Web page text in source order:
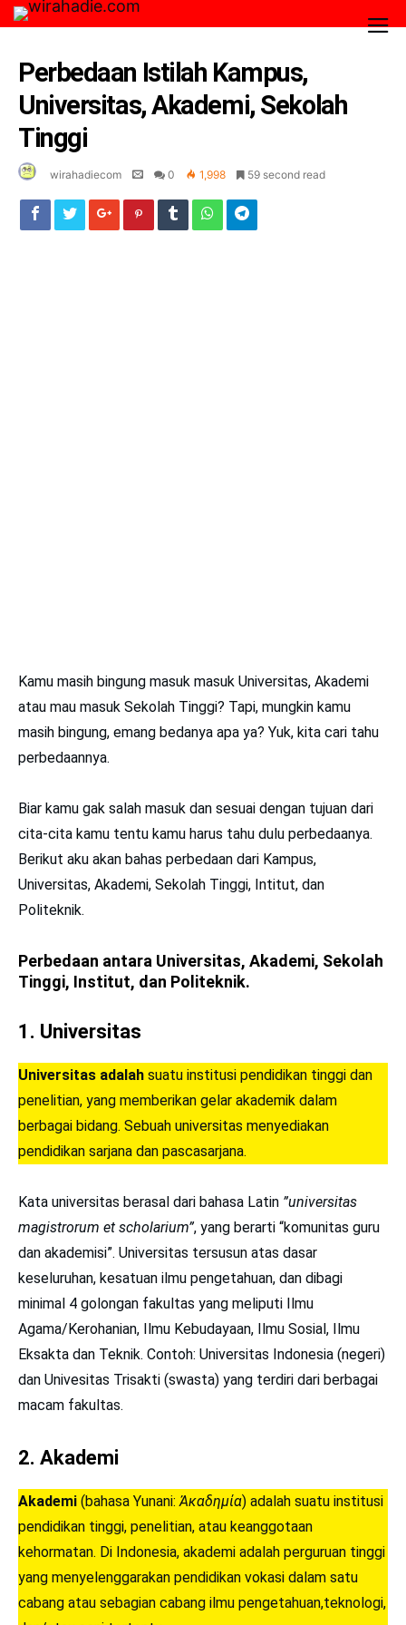
Perbedaan Istilah Kampus,
Universitas, Akademi, Sekolah
Tinggi
wirahadiecom 0 1,998 59 second read
Kamu masih bingung masuk masuk Universitas, Akademi
atau mau masuk Sekolah Tinggi? Tapi, mungkin kamu
masih bingung, emang bedanya apa ya? Yuk, kita cari tahu
perbedaannya.
Biar kamu gak salah masuk dan sesuai dengan tujuan dari
cita-cita kamu tentu kamu harus tahu dulu perbedaanya.
Berikut aku akan bahas perbedaan dari Kampus,
Universitas, Akademi, Sekolah Tinggi, Intitut, dan
Politeknik.
Perbedaan antara Universitas, Akademi, Sekolah
Tinggi, Institut, dan Politeknik.
1. Universitas
Universitas adalah suatu institusi pendidikan tinggi dan
penelitian, yang memberikan gelar akademik dalam
berbagai bidang. Sebuah universitas menyediakan
pendidikan sarjana dan pascasarjana.
Kata universitas berasal dari bahasa Latin ”universitas
magistrorum et scholarium”, yang berarti “komunitas guru
dan akademisi”. Universitas tersusun atas dasar
keseluruhan, kesatuan ilmu pengetahuan, dan dibagi
minimal 4 golongan fakultas yang meliputi Ilmu
Agama/Kerohanian, Ilmu Kebudayaan, Ilmu Sosial, Ilmu
Eksakta dan Teknik. Contoh: Universitas Indonesia (negeri)
dan Univesitas Trisakti (swasta) yang terdiri dari berbagai
macam fakultas.
2. Akademi
Akademi (bahasa Yunani:Ἀκαδημία) adalah suatu institusi
pendidikan tinggi, penelitian, atau keanggotaan
kehormatan. Di Indonesia, akademi adalah perguruan tinggi
yang menyelenggarakan pendidikan vokasi dalam satu
cabang atau sebagian cabang ilmu pengetahuan,teknologi,